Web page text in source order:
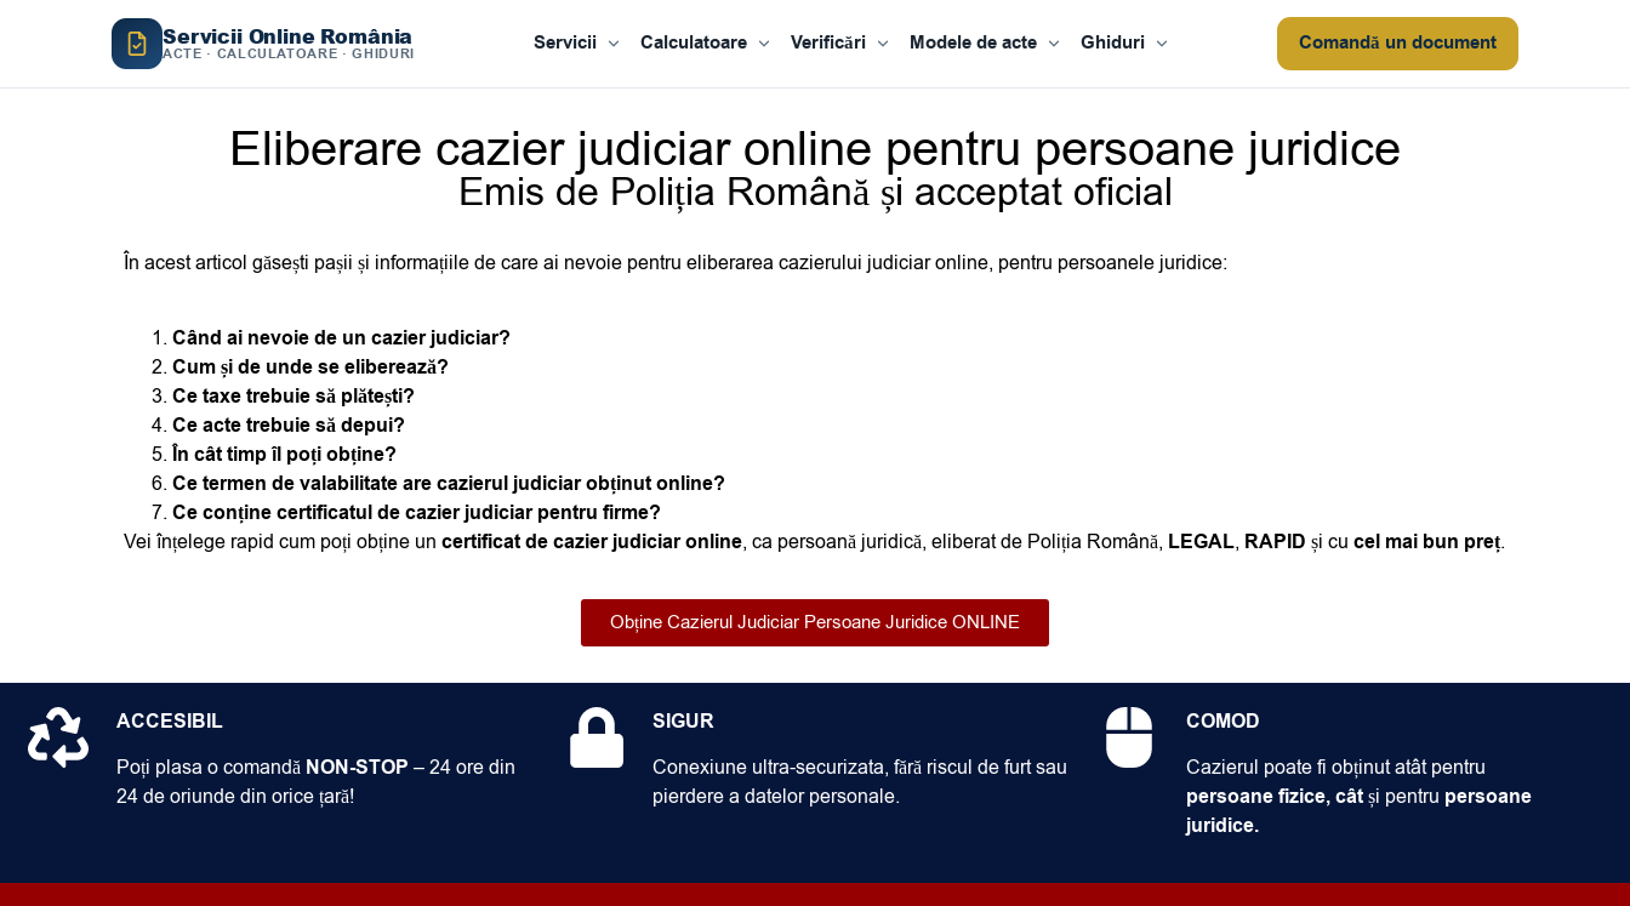
Servicii Online România
ACTE · CALCULATOARE · GHIDURI Servicii Calculatoare Verificări Modele de acte Ghiduri Comandă un document
Eliberare cazier judiciar online pentru persoane juridice
Emis de Poliția Română și acceptat oficial
În acest articol găsești pașii și informațiile de care ai nevoie pentru eliberarea cazierului judiciar online, pentru persoanele juridice:
Când ai nevoie de un cazier judiciar?
Cum și de unde se eliberează?
Ce taxe trebuie să plătești?
Ce acte trebuie să depui?
În cât timp îl poți obține?
Ce termen de valabilitate are cazierul judiciar obținut online?
Ce conține certificatul de cazier judiciar pentru firme?
Vei înțelege rapid cum poți obține un certificat de cazier judiciar online, ca persoană juridică, eliberat de Poliția Română, LEGAL, RAPID și cu cel mai bun preț.
Obține Cazierul Judiciar Persoane Juridice ONLINE
ACCESIBIL
Poți plasa o comandă NON-STOP – 24 ore din
24 de oriunde din orice țară!
SIGUR
Conexiune ultra-securizata, fără riscul de furt sau
pierdere a datelor personale.
COMOD
Cazierul poate fi obținut atât pentru
persoane fizice, câtși pentru persoane
juridice.